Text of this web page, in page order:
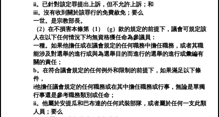
ii。已針對該定罪提出上訴，但不允許上訴；和
iii。沒有收到關於該罪行的免費赦免；要么
一世。是宗教部長。
（2）在不損害本條第（1）（g）款的規定的前提下，議會可規定該
人在以下任何情況下均無資格獲任命為參議員：
一種。如果他擔任或在議會規定的任何職務中擔任職務，或者其職
能涉及對選舉的進行或與為選舉目的而進行的選舉的進行或彙編有
關的責任；
b。在符合議會規定的任何例外和限制的前提下，如果滿足以下條
件，
i他擔任議會規定的任何職務或在其中擔任職務或行事，無論是單獨
行事還是參考職務類別或任命；
ii。他屬於安提瓜和巴布達的任何武裝部隊，或者屬於任何一支此類
人員；要么